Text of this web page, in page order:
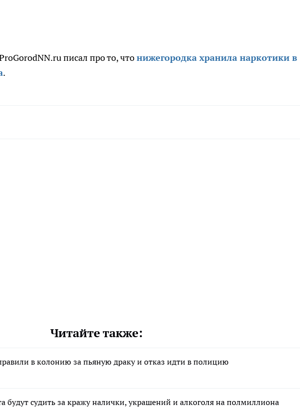
писал про то, чтонижегородка хранила наркотики в
.
Читайте также:
в колонию за пьяную драку и отказ идти в полицию
будут судить за кражу налички, украшений и алкоголя на полмиллиона